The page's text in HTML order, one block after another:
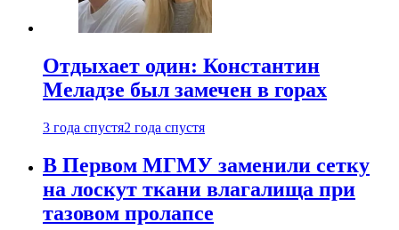
Отдыхает один: Константин
Меладзе был замечен в горах
3 года спустя2 года спустя
В Первом МГМУ заменили сетку
на лоскут ткани влагалища при
тазовом пролапсе